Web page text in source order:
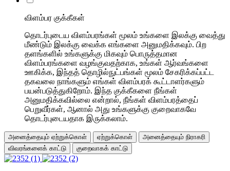
விளம்பர குக்கீகள்
தொடர்புடைய விளம்பரங்கள் மூலம் உங்களை இலக்கு வைத்து
மீண்டும் இலக்கு வைக்க எங்களை அனுமதிக்கவும். பிற
தளங்களில் உங்களுக்கு மிகவும் பொருத்தமான
விளம்பரங்களை வழங்குவதற்காக, உங்கள் ஆர்வங்களை
ஊகிக்க, இந்தத் தொழில்நுட்பங்கள் மூலம் சேகரிக்கப்பட்ட
தகவலை நாங்களும் எங்கள் விளம்பரக் கூட்டாளர்களும்
பயன்படுத்துகிறோம். இந்த குக்கீகளை நீங்கள்
அனுமதிக்கவில்லை என்றால், நீங்கள் விளம்பரத்தைப்
பெறுவீர்கள், ஆனால் அது உங்களுக்கு குறைவாகவே
தொடர்புடையதாக இருக்கலாம்.
அனைத்தையும் ஏற்றுக்கொள் ஏற்றுக்கொள்
அனைத்தையும் நிராகரி
விவரங்களைக் காட்டு
குறைவாகக் காட்டு